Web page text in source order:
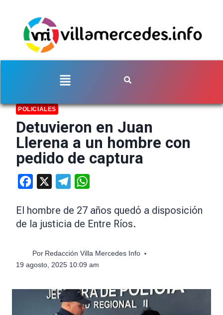
POLICIALES
Detuvieron en Juan
Llerena a un hombre con
pedido de captura
Facebook Telegram
El hombre de 27 años quedó a disposición
de la justicia de Entre Ríos.
Por Redacción Villa Mercedes Info
19 agosto, 2025 10:09 am